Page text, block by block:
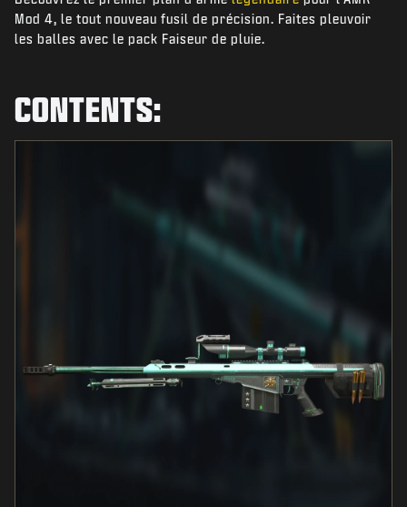
NIEUWS
STORE
SUPPORT
Mod 4, le tout nouveau fusil de précision. Faites pleuvoir
les balles avec le pack Faiseur de pluie.
CONTENTS: